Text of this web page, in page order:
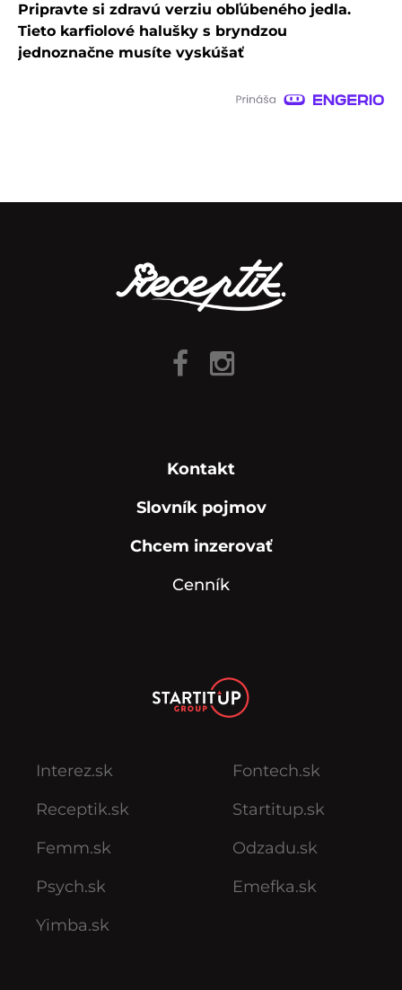
Pripravte si zdravú verziu obľúbeného jedla.
Tieto karfiolové halušky s bryndzou
jednoznačne musíte vyskúšať
Kontakt
Slovník pojmov
Chcem inzerovať
Cenník
Interez.sk
Receptik.sk
Femm.sk
Psych.sk
Yimba.sk
Fontech.sk
Startitup.sk
Odzadu.sk
Emefka.sk